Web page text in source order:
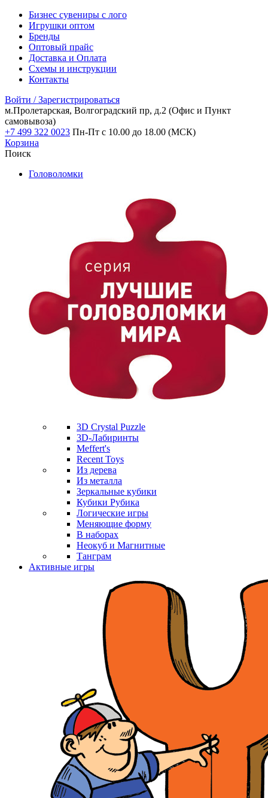
Бизнес сувениры с лого
Игрушки оптом
Бренды
Оптовый прайс
Доставка и Оплата
Схемы и инструкции
Контакты
Войти / Зарегистрироваться
м.Пролетарская, Волгоградский пр, д.2 (Офис и Пункт
самовывоза)
+7 499 322 0023 Пн-Пт с 10.00 до 18.00 (МСК)
Корзина
Поиск
Головоломки
3D Crystal Puzzle
3D-Лабиринты
Meffert's
Recent Toys
Из дерева
Из металла
Зеркальные кубики
Кубики Рубика
Логические игры
Меняющие форму
В наборах
Неокуб и Магнитные
Танграм
Активные игры